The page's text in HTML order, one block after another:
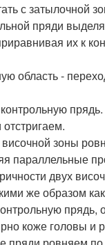
с затылочной
пряди
их к
область -
зоны
параллельные
двух
же образом
прядь,
коже головы и